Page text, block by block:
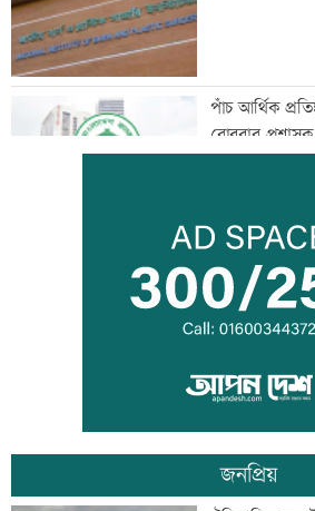
পাঁচ আর্থিক
রোববার
ঢাকা-
সিঙ্গাপুর থেকে
সরকার
মান্দায় ২৯৬
জনপ্রিয়